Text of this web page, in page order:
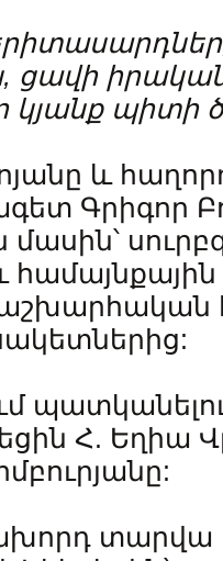
, ցավի
կյանք պիտի
և
Գրիգոր
Հ. Եղիա
տարվա